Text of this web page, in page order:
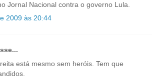
Jornal Nacional contra o governo Lula.
2009 às 20:44
está mesmo sem heróis. Tem que